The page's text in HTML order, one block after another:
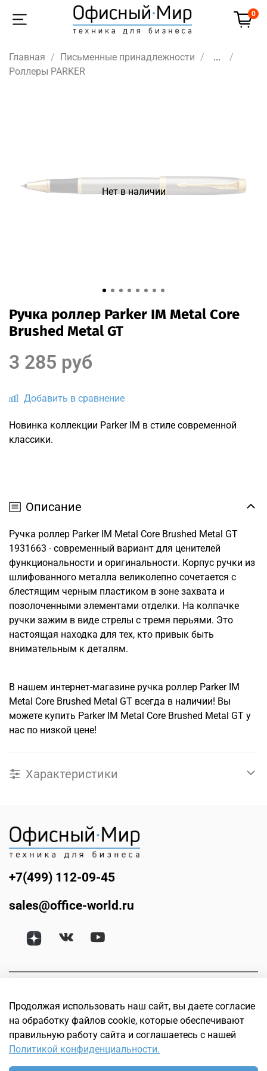
0
Главная Письменные принадлежности
...
Роллеры PARKER
Нет в наличии
Ручка роллер Parker IM Metal Core
Brushed Metal GT
Добавить в сравнение
3 285 руб
Новинка коллекции Parker IM в стиле современной
классики.
Описание
Ручка роллер Parker IM Metal Core Brushed Metal GT
1931663 - современный вариант для ценителей
функциональности и оригинальности. Корпус ручки из
шлифованного металла великолепно сочетается с
блестящим черным пластиком в зоне захвата и
позолоченными элементами отделки. На колпачке
ручки зажим в виде стрелы с тремя перьями. Это
настоящая находка для тех, кто привык быть
внимательным к деталям.
В нашем интернет-магазине ручка роллер Parker IM
Metal Core Brushed Metal GT всегда в наличии! Вы
можете купить Parker IM Metal Core Brushed Metal GT у
нас по низкой цене!
Характеристики
+7(499) 112-09-45
sales@office-world.ru
© Офисный мир. Интернет магазин техники для бизнеса.
Продолжая использовать наш сайт, вы даете согласие
на обработку файлов cookie, которые обеспечивают
правильную работу сайта и соглашаетесь с нашей
Политикой конфиденциальности.